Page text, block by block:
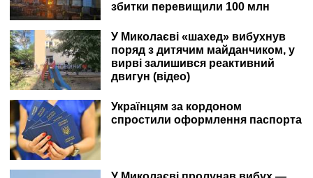
збитки перевищили 100 млн
У Миколаєві «шахед» вибухнув
поряд з дитячим майданчиком, у
вирві залишився реактивний
двигун (відео)
Українцям за кордоном
спростили оформлення паспорта